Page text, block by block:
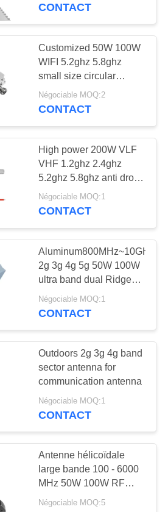
de
à bande
15
12
de
de drone
CONTACT
Customized 50W 100W
WIFI 5.2ghz 5.8ghz
small size circular
Nconnector drone signal
blocker module
Négociable MOQ:2
CONTACT
High power 200W VLF
VHF 1.2ghz 2.4ghz
5.2ghz 5.8ghz anti drone
jammer module for air
protection
Négociable MOQ:1
CONTACT
Aluminum800MHz~10GHz
2g 3g 4g 5g 50W 100W
ultra band dual Ridge
Horn Antenna for signal
jammer
Négociable MOQ:1
CONTACT
Outdoors 2g 3g 4g band
sector antenna for
communication antenna
Négociable MOQ:1
CONTACT
Antenne hélicoïdale
large bande 100 - 6000
MHz 50W 100W RF
Antenne
Négociable MOQ:5